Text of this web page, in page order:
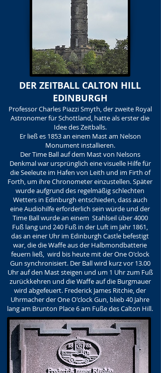
DER ZEITBALL CALTON HILL
EDINBURGH
Professor Charles Piazzi Smyth, der zweite Royal
Astronomer für Schottland, hatte als erster die
Idee des Zeitballs.
Er ließ es 1853 an einem Mast am Nelson
Monument installieren.
Der Time Ball auf dem Mast von Nelsons
Denkmal war ursprünglich eine visuelle Hilfe für
die Seeleute im Hafen von Leith und im Firth of
Forth, um ihre Chronometer einzustellen. Später
wurde aufgrund des regelmäßig schlechten
Wetters in Edinburgh entschieden, dass auch
eine Audiohilfe erforderlich sein würde und der
Time Ball wurde an einem Stahlseil über 4000
Fuß lang und 240 Fuß in der Luft im Jahr 1861,
das an einer Uhr im Edinburgh Castle befestigt
war, die die Waffe aus der Halbmondbatterie
feuern ließ, wird bis heute mit der One O'clock
Gun synchronisiert. Der Ball wird kurz vor 13.00
Uhr auf den Mast steigen und um 1 Uhr zum Fuß
zurückkehren und die Waffe auf die Burgmauer
wird abgefeuert. Frederick James Ritchie, der
Uhrmacher der One O'clock Gun, blieb 40 Jahre
lang am Brunton Place 6 am Fuße des Calton Hill.